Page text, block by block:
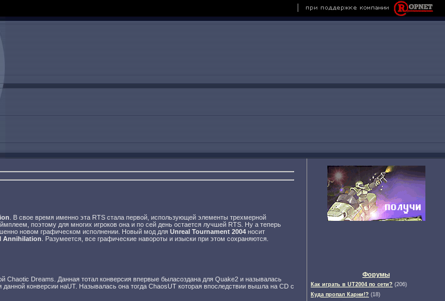
. В свое время именно эта RTS стала первой, использующей элементы трехмерной
поэтому для многих игроков она и по сей день остается лучшей RTS. Ну а теперь
новом графическом исполнении. Новый мод для Unreal Tournament 2004 носит
Annihilation . Разумеется, все графические навороты и изыски при этом сохраняются.
Chaotic Dreams. Данная тотал конверсия впервые быласоздана для Quake2 и называлась
конверсии наUT. Называлась она тогда ChaosUT которая впоследствии вышла на CD с
Форумы
Как играть в UT2004 по сети? (206)
Куда пропал Карни!? (18)